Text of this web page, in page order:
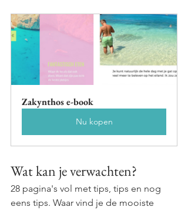
Zakynthos e-book
Nu kopen
Wat kan je verwachten?
28 pagina's vol met tips, tips en nog
eens tips. Waar vind je de mooiste